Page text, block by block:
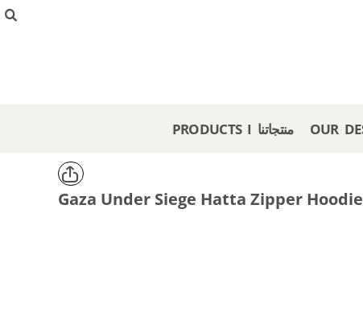
PRODUCTS I منتجاتنا
Gaza Under Siege Hatta Zipper Hoodie
REGISTER
CART: 0 ITEM
{CC} - {CN}